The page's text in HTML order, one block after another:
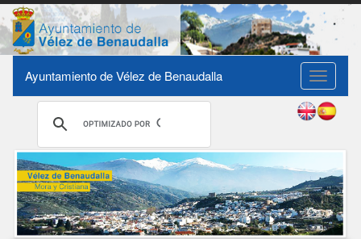
Toggle
Ayuntamiento de Vélez de Benaudalla